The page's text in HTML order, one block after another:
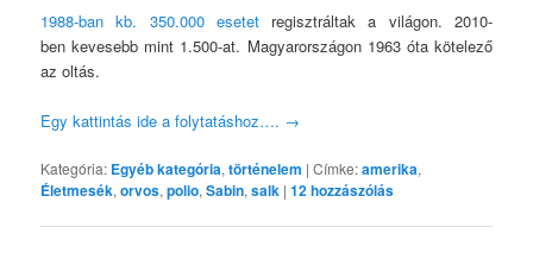
1988-ban kb. 350.000 esetetregisztráltak a világon. 2010-
ben kevesebb mint 1.500-at. Magyarországon 1963 óta kötelező
az oltás.
Egy kattintás ide a folytatáshoz…. →
Kategória: Egyéb kategória,történelem |Címke:amerika,
Életmesék,orvos,polio,Sabin,salk |12hozzászólás